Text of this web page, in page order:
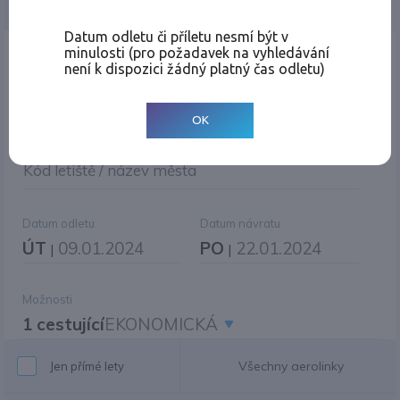
Místo odletu
Kód letiště / název města
Datum odletu
ÚT | 09.01.2024
Datum návratu
PO | 22.01.2024
Možnosti
1 cestujícíEKONOMICKÁ
Jen přímé lety Všechny aerolinky
Datum odletu či příletu nesmí být v
minulosti (pro požadavek na vyhledávání
není k dispozici žádný platný čas odletu)
OK